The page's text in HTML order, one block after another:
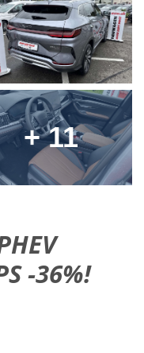
+ 11
-36%!